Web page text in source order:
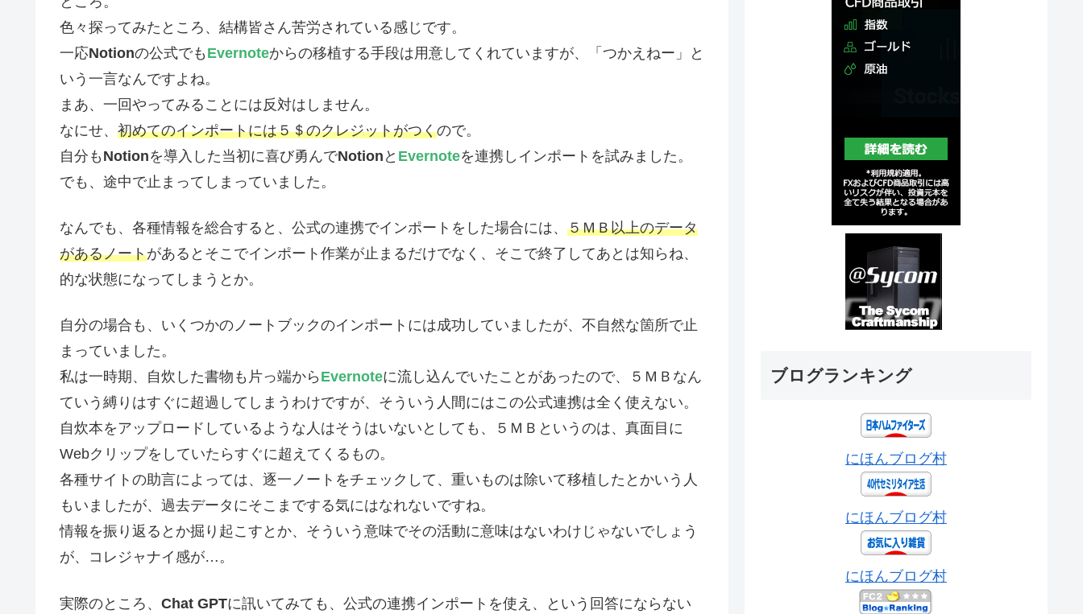
色々探ってみたところ、結構皆さん苦労されている感じです。
一応Notionの公式でも Evernoteからの移植する手段は用意してくれていますが、「つかえねー」と
いう一言なんですよね。
まあ、一回やってみることには反対はしません。
なにせ、 初めてのインポートには５＄のクレジットがつくので。
自分も Notionを導入した当初に喜び勇んでNotion と Evernoteを連携しインポートを試みました。
でも、途中で止まってしまっていました。
なんでも、各種情報を総合すると、公式の連携でインポートをした場合には、 ５ＭＢ以上のデータ
があるノートがあるとそこでインポート作業が止まるだけでなく、そこで終了してあとは知らね、
的な状態になってしまうとか。
自分の場合も、いくつかのノートブックのインポートには成功していましたが、不自然な箇所で止
まっていました。
私は一時期、自炊した書物も片っ端から Evernoteに流し込んでいたことがあったので、５ＭＢなん
ていう縛りはすぐに超過してしまうわけですが、そういう人間にはこの公式連携は全く使えない。
自炊本をアップロードしているような人はそうはいないとしても、５ＭＢというのは、真面目に
Webクリップをしていたらすぐに超えてくるもの。
各種サイトの助言によっては、逐一ノートをチェックして、重いものは除いて移植したとかいう人
もいましたが、過去データにそこまでする気にはなれないですね。
情報を振り返るとか掘り起こすとか、そういう意味でその活動に意味はないわけじゃないでしょう
が、コレジャナイ感が…。
実際のところ、 Chat GPTに訊いてみても、公式の連携インポートを使え、という回答にならない
ブログランキング
にほんブログ村
にほんブログ村
にほんブログ村